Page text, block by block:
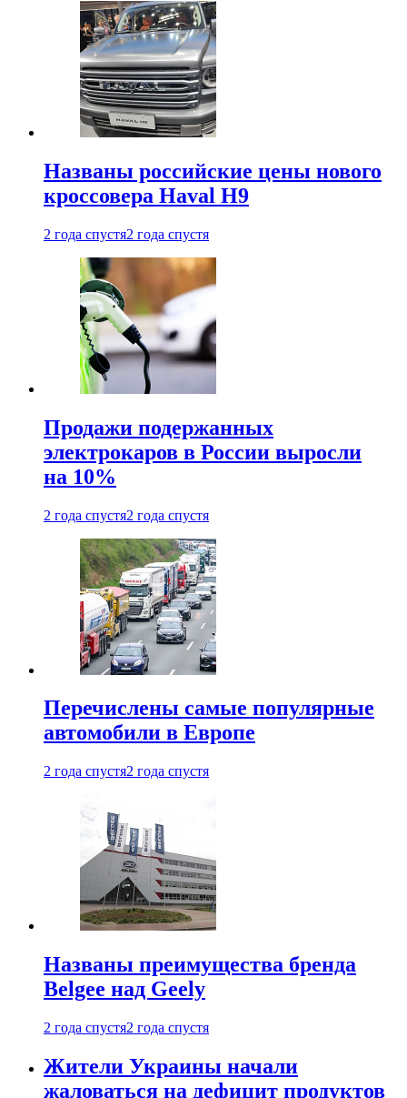
Названы российские цены нового
кроссовера Haval H9
2 года спустя2 года спустя
Продажи подержанных
электрокаров в России выросли
на 10%
2 года спустя2 года спустя
Перечислены самые популярные
автомобили в Европе
2 года спустя2 года спустя
Названы преимущества бренда
Belgee над Geely
2 года спустя2 года спустя
Жители Украины начали
жаловаться на дефицит продуктов